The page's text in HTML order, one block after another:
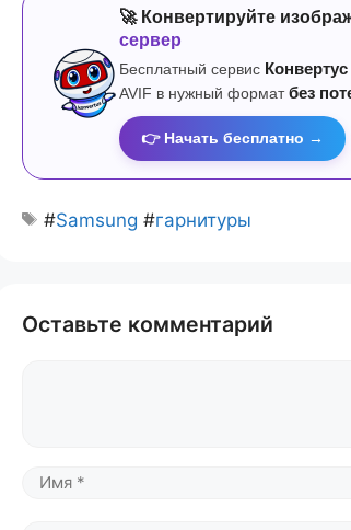
🚀 Конвертируйте
сервер
Бесплатный сервис Конвертус
AVIF в нужный формат без
👉 Начать бесплатно →
#Samsung #гарнитуры
Оставьте комментарий
Имя